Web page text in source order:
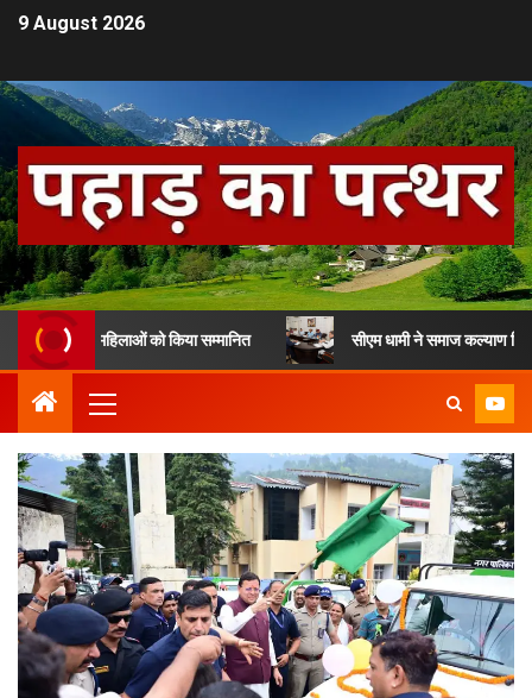
9 August 2026
13 महिलाओं को किया सम्मानित सीएम धामी ने समाज कल्याण विभाग के